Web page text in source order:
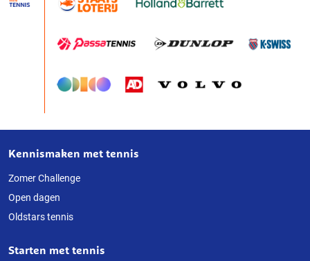
Over
deze
website
Kennismaken met tennis
Zomer Challenge
Open dagen
Oldstars tennis
Starten met tennis